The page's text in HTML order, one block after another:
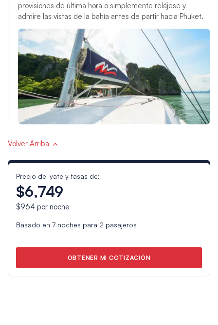
provisiones de última hora o simplemente relájese y
admire las vistas de la bahía antes de partir hacia Phuket.
Volver Arriba
Precio del yate y tasas de:
$6,749
$964 por noche
Basado en 7noches para 2 pasajeros
OBTENER MI COTIZACIÓN